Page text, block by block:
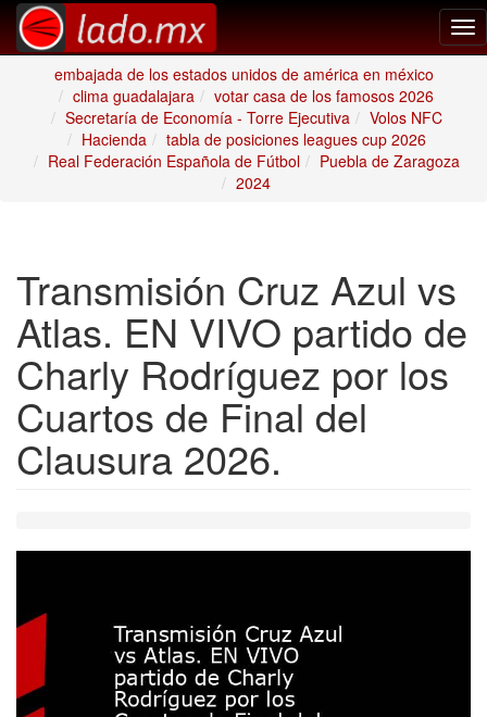
embajada de los estados unidos de américa en méxico
clima guadalajara
votar casa de los famosos 2026
Secretaría de Economía - Torre Ejecutiva
Volos NFC
Hacienda
tabla de posiciones leagues cup 2026
Real Federación Española de Fútbol
Puebla de Zaragoza
2024
Transmisión Cruz Azul vs
Atlas. EN VIVO partido de
Charly Rodríguez por los
Cuartos de Final del
Clausura 2026.